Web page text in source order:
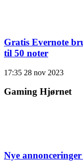
Gratis Evernote
til 50 noter
17:35 28 nov 2023
Gaming Hjørnet
Nye